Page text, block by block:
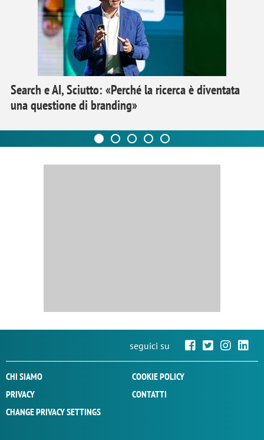
Search e AI, Sciutto: «Perché la ricerca è diventata
una questione di branding»
seguici su
CHI SIAMO
COOKIE POLICY
PRIVACY
CONTATTI
CHANGE PRIVACY SETTINGS